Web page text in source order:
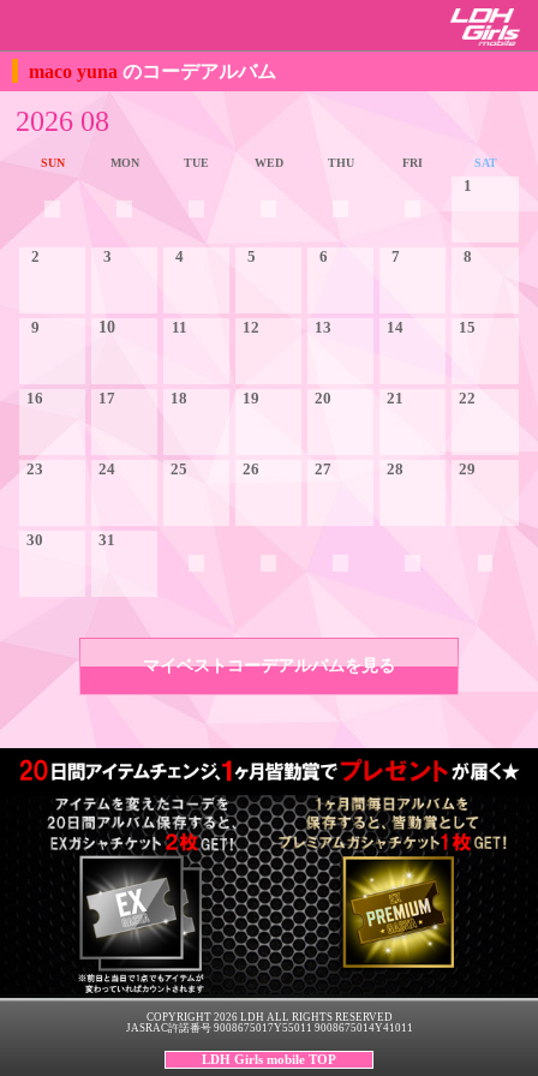
maco yuna のコーデアルバム
2026 08
SUN MON TUE WED THU FRI SAT
1
2 3 4 5 6 7 8
9 10 11 12 13 14 15
16 17 18 19 20 21 22
23 24 25 26 27 28 29
30 31
マイベストコーデアルバムを見る
COPYRIGHT 2026 LDH ALL RIGHTS RESERVED
JASRAC許諾番号 9008675017Y55011 9008675014Y41011
LDH Girls mobile TOP